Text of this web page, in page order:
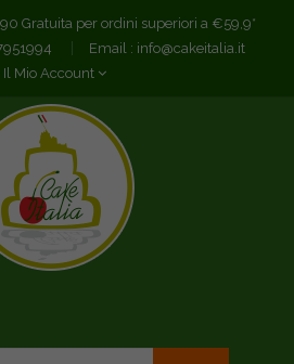
Gratuita per ordini superiori a €59,9*
Email : info@cakeitalia.it
Il Mio Account